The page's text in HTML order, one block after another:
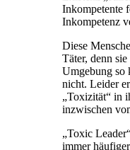
Inkompetente
Inkompetenz
Diese
Täter, denn
Umgebung so
nicht. Leider
„Toxizität“ in
inzwischen
„Toxic
immer